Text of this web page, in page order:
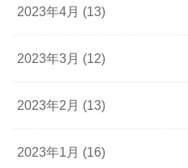
2023年4月 (13)
2023年3月 (12)
2023年2月 (13)
2023年1月 (16)